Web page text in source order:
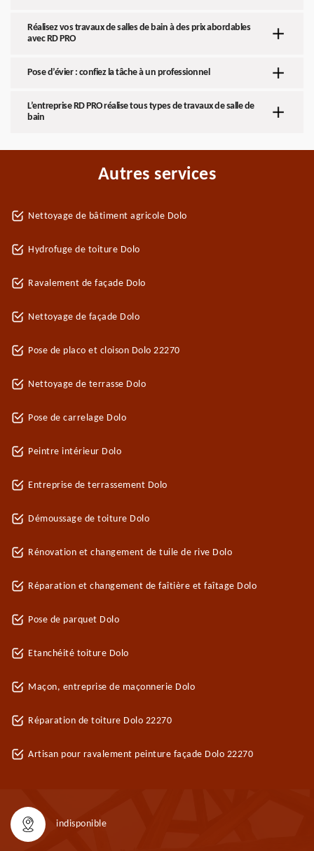
Réalisez vos travaux de salles de bain à des prix abordables
avec RD PRO
Pose d’évier : confiez la tâche à un professionnel
L’entreprise RD PRO réalise tous types de travaux de salle de
bain
Autres services
Nettoyage de bâtiment agricole Dolo
Hydrofuge de toiture Dolo
Ravalement de façade Dolo
Nettoyage de façade Dolo
Pose de placo et cloison Dolo 22270
Nettoyage de terrasse Dolo
Pose de carrelage Dolo
Peintre intérieur Dolo
Entreprise de terrassement Dolo
Démoussage de toiture Dolo
Rénovation et changement de tuile de rive Dolo
Réparation et changement de faîtière et faîtage Dolo
Pose de parquet Dolo
Etanchéité toiture Dolo
Maçon, entreprise de maçonnerie Dolo
Réparation de toiture Dolo 22270
Artisan pour ravalement peinture façade Dolo 22270
indisponible